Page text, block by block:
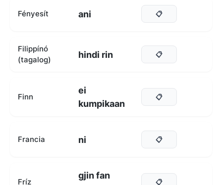
Fényesít ani 📋
Filippínó
(tagalog)
hindi rin 📋
Finn
ei
kumpikaan
📋
Francia ni 📋
Fríz
gjin fan
📋